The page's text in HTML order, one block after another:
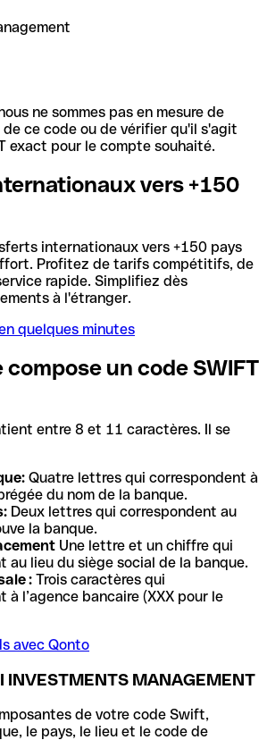
ne sommes pas en mesure de
ce code ou de vérifier qu'il s'agit
exact pour le compte souhaité.
vers +150
internationaux vers +150 pays
Profitez de tarifs compétitifs, de
rapide. Simplifiez dès
à l'étranger.
quelques minutes
un code SWIFT
entre 8 et 11 caractères. Il se
Quatre lettres qui correspondent à
du nom de la banque.
Deux lettres qui correspondent au
la banque.
Une lettre et un chiffre qui
au lieu du siège social de la banque.
: Trois caractères qui
à l’agence bancaire (XXX pour le
avec Qonto
INVESTMENTS MANAGEMENT
de votre code Swift,
le pays, le lieu et le code de